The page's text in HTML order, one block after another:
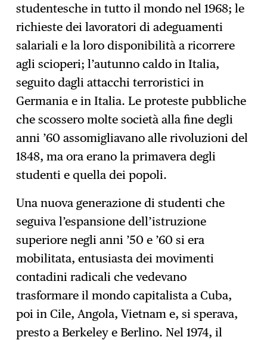
studentesche in tutto il mondo nel 1968; le
richieste dei lavoratori di adeguamenti
salariali e la loro disponibilità a ricorrere
agli scioperi; l’autunno caldo in Italia,
seguito dagli attacchi terroristici in
Germania e in Italia. Le proteste pubbliche
che scossero molte società alla fine degli
anni ’60 assomigliavano alle rivoluzioni del
1848, ma ora erano la primavera degli
studenti e quella dei popoli.
Una nuova generazione di studenti che
seguiva l’espansione dell’istruzione
superiore negli anni ’50 e ’60 si era
mobilitata, entusiasta dei movimenti
contadini radicali che vedevano
trasformare il mondo capitalista a Cuba,
poi in Cile, Angola, Vietnam e, si sperava,
presto a Berkeley e Berlino. Nel 1974, il